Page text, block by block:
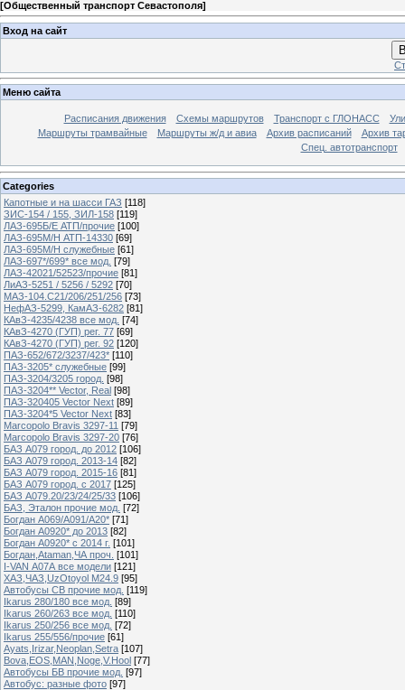
[Общественный транспорт Севастополя]
Вход на сайт
Меню сайта
Расписания движения Схемы маршрутов Транспорт с ГЛОНАСС
Маршруты трамвайные
Маршруты ж/д и авиа Архив расписаний
Архив
Спец. автотранспорт
Categories
Капотные и на шасси ГАЗ [118]
ЗИС-154 / 155, ЗИЛ-158 [119]
ЛАЗ-695Б/Е АТП/прочие [100]
ЛАЗ-695М/Н АТП-14330 [69]
ЛАЗ-695М/Н служебные [61]
ЛАЗ-697*/699* все мод. [79]
ЛАЗ-42021/52523/прочие [81]
ЛиАЗ-5251 / 5256 / 5292 [70]
МАЗ-104.C21/206/251/256 [73]
НефАЗ-5299, КамАЗ-6282 [81]
КАвЗ-4235/4238 все мод. [74]
КАвЗ-4270 (ГУП) рег. 77 [69]
КАвЗ-4270 (ГУП) рег. 92 [120]
ПАЗ-652/672/3237/423* [110]
ПАЗ-3205* служебные [99]
ПАЗ-3204/3205 город. [98]
ПАЗ-3204** Vector, Real [98]
ПАЗ-320405 Vector Next [89]
ПАЗ-3204*5 Vector Next [83]
Marcopolo Bravis 3297-11 [79]
Marcopolo Bravis 3297-20 [76]
БАЗ А079 город. до 2012 [106]
БАЗ А079 город. 2013-14 [82]
БАЗ А079 город. 2015-16 [81]
БАЗ А079 город. с 2017 [125]
БАЗ А079.20/23/24/25/33 [106]
БАЗ, Эталон прочие мод. [72]
Богдан А069/А091/А20* [71]
Богдан А0920* до 2013 [82]
Богдан А0920* с 2014 г. [101]
Богдан,Ataman,ЧА проч. [101]
I-VAN А07А все модели [121]
ХАЗ,ЧАЗ,UzOtoyol M24.9 [95]
Автобусы СВ прочие мод. [119]
Ikarus 280/180 все мод. [89]
Ikarus 260/263 все мод. [110]
Ikarus 250/256 все мод. [72]
Ikarus 255/556/прочие [61]
Ayats,Irizar,Neoplan,Setra [107]
Bova,EOS,MAN,Noge,V.Hool [77]
Автобусы БВ прочие мод. [97]
Автобус: разные фото [97]